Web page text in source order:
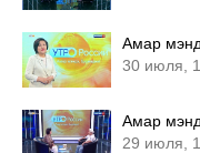
Амар
30 июля,
Амар
29 июля,